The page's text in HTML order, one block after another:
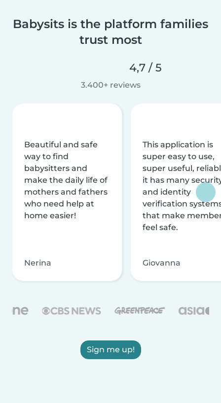
Babysits is the platform families
trust most
4,7 / 5
3.400+ reviews
Beautiful and safe
way to find
babysitters and
make the daily life of
mothers and fathers
who need help at
home easier!
Nerina
This application is
super easy to use,
super useful,
it has many
and identity
verification
that make
feel safe.
Giovanna
Sign me up!